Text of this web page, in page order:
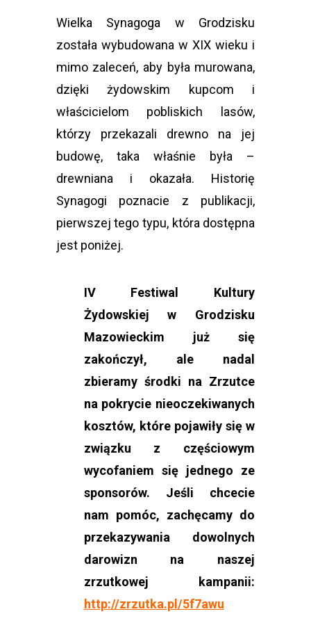
Wielka Synagoga w Grodzisku
została wybudowana w XIX wieku i
mimo zaleceń, aby była murowana,
dzięki żydowskim kupcom i
właścicielom pobliskich lasów,
którzy przekazali drewno na jej
budowę, taka właśnie była –
drewniana i okazała. Historię
Synagogi poznacie z publikacji,
pierwszej tego typu, która dostępna
jest poniżej.
IV Festiwal Kultury
Żydowskiej w Grodzisku
Mazowieckim już się
zakończył, ale nadal
zbieramy środki na Zrzutce
na pokrycie nieoczekiwanych
kosztów, które pojawiły się w
związku z częściowym
wycofaniem się jednego ze
sponsorów. Jeśli chcecie
nam pomóc, zachęcamy do
przekazywania dowolnych
darowizn na naszej
zrzutkowej kampanii:
http://zrzutka.pl/5f7awu